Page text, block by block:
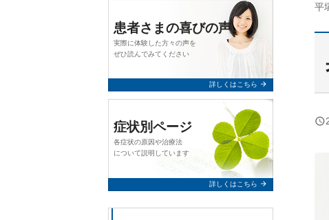
平
query_builder
患者さまの喜びの声
実際に体験した方々の声を
ぜひ読んでみてください
詳しくはこちら arrow_forward
症状別ページ
各症状の原因や治療法
について説明しています
詳しくはこちら arrow_forward